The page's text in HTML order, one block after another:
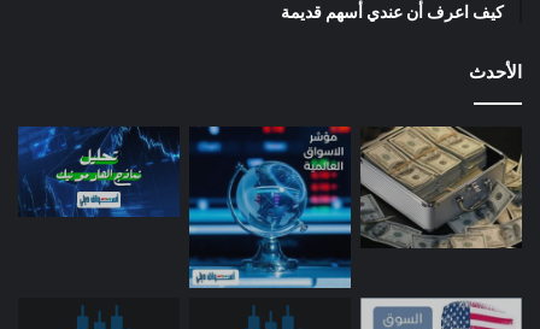
كيف اعرف أن عندي أسهم قديمة
الأحدث